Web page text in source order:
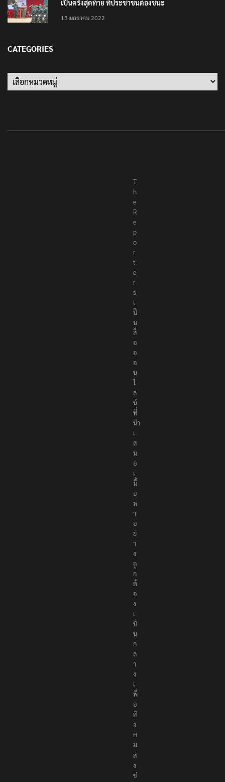
‘นายพลบีทู’ ผู้นำทหารคะเรนนี KNPP ลั่นสู้รบ ครั้งนี้
CATEGORIES
T
h
e
R
e
p
o
r
t
e
r
s
เ
ป็
น
สื่
อ
อ
อ
น
ไ
ล
น์
ที่
นำ
เ
ส
น
อ
เ
นื้
อ
ห
า
อ
ย่
า
ง
ถู
ก
ต้
อ
ง
เ
ป็
น
ก
ล
า
ง
เ
พื่
อ
สั
ง
ค
ม
ส่